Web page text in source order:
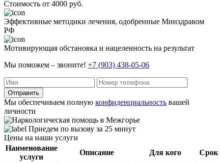
Стоимость от 4000 руб.
Эффективные методики лечения, одобренные Минздравом
РФ
Мотивирующая обстановка и нацеленность на результат
Мы поможем – звоните! +7 (903) 438-05-06
Отправить
Мы обеспечиваем полную конфиденциальность вашей
личности
Приедем по вызову за 25 минут
Цены на наши услуги
Наименование
услуги
Описание Для кого Срок